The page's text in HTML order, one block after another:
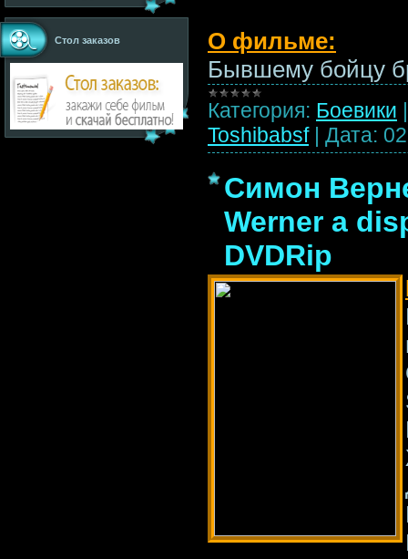
Стол заказов
О фильме:
Бывшему бойцу
Категория: Боевики
Toshibabsf | Дата:
Симон
Werner a
DVDRip